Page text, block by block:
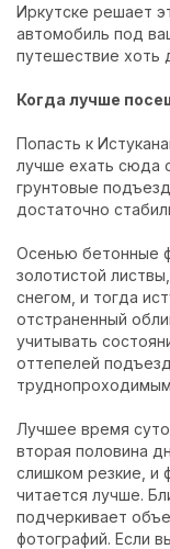
Иркутске решает
автомобиль под
путешествие хоть
Когда лучше
Попасть к
лучше ехать сюда
грунтовые
достаточно
Осенью бетонные
золотистой
снегом, и тогда
отстраненный
учитывать
оттепелей
Лучшее время
вторая половина
слишком резкие, и
читается лучше.
подчеркивает
фотографий. Если